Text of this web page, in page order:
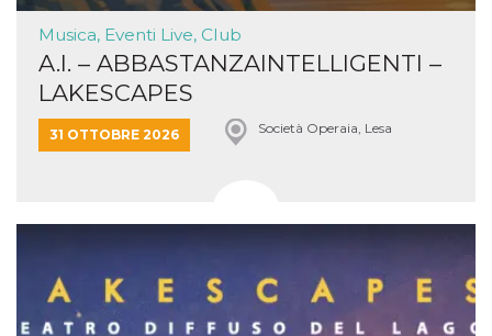
Musica, Eventi Live, Club
A.I. – ABBASTANZAINTELLIGENTI –
LAKESCAPES
31 OTTOBRE 2026 Società Operaia, Lesa